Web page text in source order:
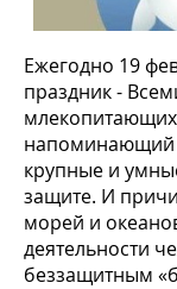
Ежегодно 19
праздник -
напоминающий
крупные и
защите. И
морей и
деятельности
беззащитным